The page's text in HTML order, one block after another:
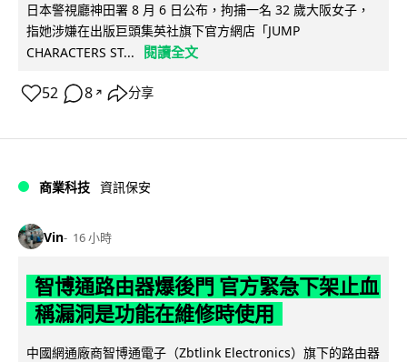
日本警視廳神田署 8 月 6 日公布，拘捕一名 32 歲大阪女子，
指她涉嫌在出版巨頭集英社旗下官方網店「JUMP
CHARACTERS ST...
閱讀全文
52 8 ↗ 分享
商業科技 資訊保安
Vin 16 小時
智博通路由器爆後門 官方緊急下架止血
稱漏洞是功能在維修時使用
中國網通廠商智博通電子（Zbtlink Electronics）旗下的路由器